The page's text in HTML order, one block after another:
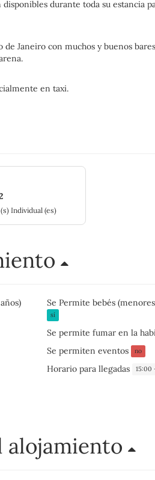
durante toda su estancia
Janeiro con muchos y buenos
en taxi.
Individual (es)
Se Permite bebés
sí
Se permite fumar en la
Se permiten eventos no
Horario para llegadas 15:00
alojamiento